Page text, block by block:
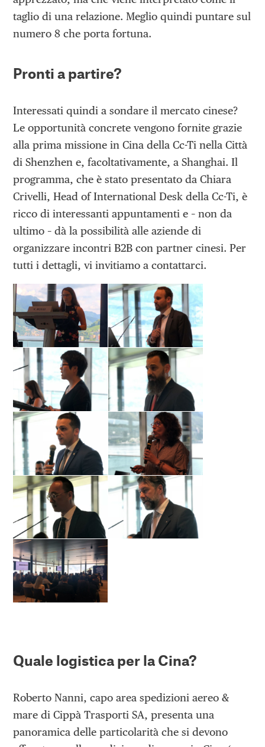
taglio di una relazione. Meglio quindi puntare sul
numero 8 che porta fortuna.
Pronti a partire?
Interessati quindi a sondare il mercato cinese?
Le opportunità concrete vengono fornite grazie
alla prima missione in Cina della Cc-Ti nella Città
di Shenzhen e, facoltativamente, a Shanghai. Il
programma, che è stato presentato da Chiara
Crivelli, Head of International Desk della Cc-Ti, è
ricco di interessanti appuntamenti e – non da
ultimo – dà la possibilità alle aziende di
organizzare incontri B2B con partner cinesi. Per
tutti i dettagli, vi invitiamo a contattarci.
Quale logistica per la Cina?
Roberto Nanni, capo area spedizioni aereo &
mare di Cippà Trasporti SA, presenta una
panoramica delle particolarità che si devono